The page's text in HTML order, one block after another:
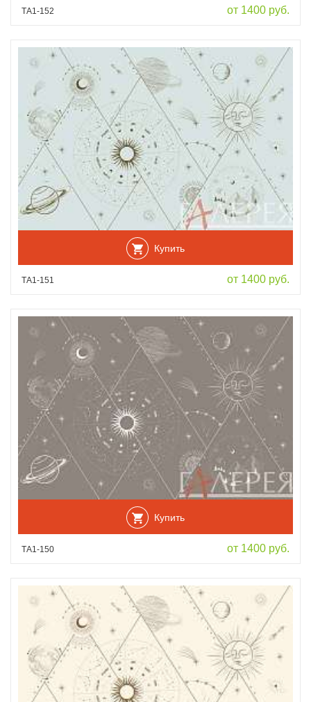
ТА1-152 от 1400 руб.
Купить
ТА1-151 от 1400 руб.
Купить
ТА1-150 от 1400 руб.